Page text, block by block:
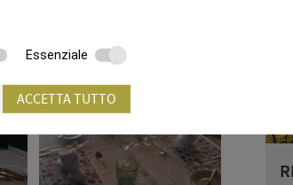
Essenziale
ACCETTA TUTTO